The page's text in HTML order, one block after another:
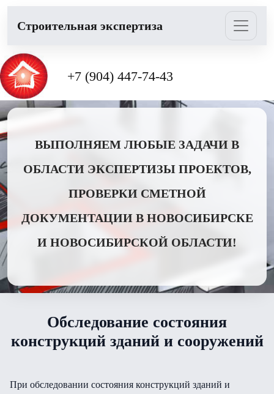
Cтроительная экспертиза
+7 (904) 447-74-43
ВЫПОЛНЯЕМ ЛЮБЫЕ ЗАДАЧИ В
ОБЛАСТИ ЭКСПЕРТИЗЫ ПРОЕКТОВ,
ПРОВЕРКИ СМЕТНОЙ
ДОКУМЕНТАЦИИ В НОВОСИБИРСКЕ
И НОВОСИБИРСКОЙ ОБЛАСТИ!
Обследование состояния
конструкций зданий и сооружений
При обследовании состояния конструкций зданий и